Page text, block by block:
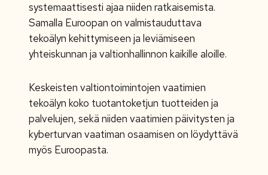
systemaattisesti ajaa niiden ratkaisemista.
Samalla Euroopan on valmistauduttava
tekoälyn kehittymiseen ja leviämiseen
yhteiskunnan ja valtionhallinnon kaikille aloille.
Keskeisten valtiontoimintojen vaatimien
tekoälyn koko tuotantoketjun tuotteiden ja
palvelujen, sekä niiden vaatimien päivitysten ja
kyberturvan vaatiman osaamisen on löydyttävä
myös Euroopasta.